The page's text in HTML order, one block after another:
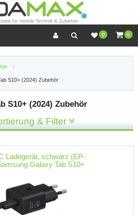
für mobile Technik & Zubehör
0 0
S10+ (2024) Zubehör
S10+ (2024) Zubehör
& Filter
Ladegerät, schwarz (EP-
Galaxy Tab S10+